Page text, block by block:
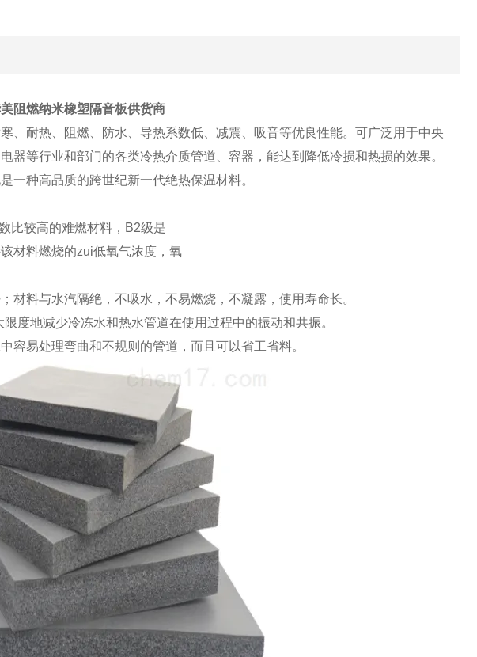
阻燃纳米橡塑隔音板供货商
、耐热、阻燃、防水、导热系数低、减震、吸音等优良性能。可广泛用于中央
器等行业和部门的各类冷热介质管道、容器，能达到降低冷损和热损的效果。
一种高品质的跨世纪新一代绝热保温材料。
比较高的难燃材料，B2级是
材料燃烧的zui低氧气浓度，氧
材料与水汽隔绝，不吸水，不易燃烧，不凝露，使用寿命长。
度地减少冷冻水和热水管道在使用过程中的振动和共振。
容易处理弯曲和不规则的管道，而且可以省工省料。